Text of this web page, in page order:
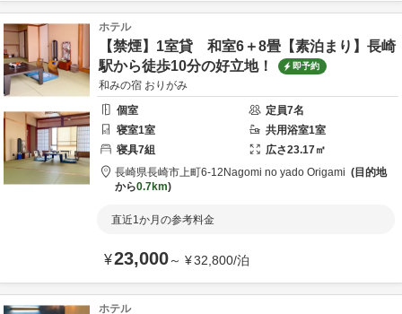
ホテル
【禁煙】1室貸 和室6＋8畳【素泊まり】長崎
駅から徒歩10分の好立地！
即予約
和みの宿 おりがみ
個室
定員7名
寝室1室 共用浴室1室
寝具7組 広さ23.17㎡
長崎県長崎市上町6-12 Nagomi no yado Origami
目的地
から0.7km
直近1か月の参考料金
¥23,000～ ¥32,800/泊
ホテル